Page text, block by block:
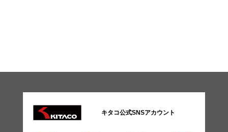
キタコ公式SNSアカウント